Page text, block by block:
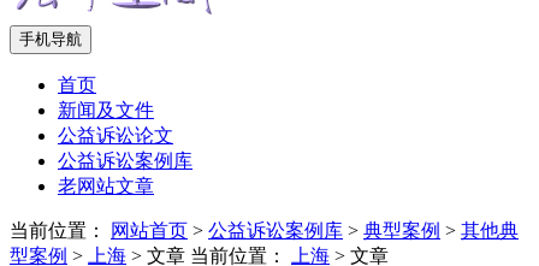
手机导航
首页
新闻及文件
公益诉讼论文
公益诉讼案例库
老网站文章
当前位置： 网站首页 > 公益诉讼案例库 > 典型案例 > 其他典
型案例 > 上海 > 文章 当前位置： 上海 > 文章